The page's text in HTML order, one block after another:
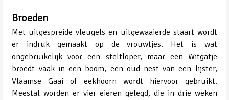
Broeden
Met uitgespreide vleugels en uitgewaaierde staart wordt
er indruk gemaakt op de vrouwtjes. Het is wat
ongebruikelijk voor een steltloper, maar een Witgatje
broedt vaak in een boom, een oud nest van een lijster,
Vlaamse Gaai of eekhoorn wordt hiervoor gebruikt.
Meestal worden er vier eieren gelegd, die in drie weken